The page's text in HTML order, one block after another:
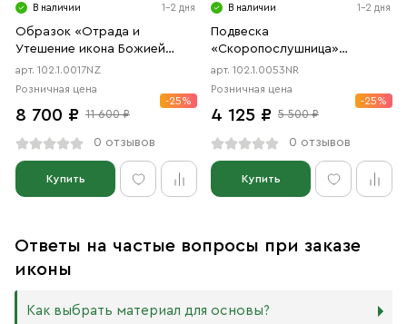
В наличии 1-2 дня
Образок «Отрада и
Утешение икона Божией
Матери в форме цаты»
чернение, позолота
арт. 102.1.0017NZ
Розничная цена
8 700 ₽ 11 600 ₽
-25%
0 отзывов
Купить
В наличии 1-2 дня
Подвеска
«Скоропослушница»
чернение, родий
арт. 102.1.0053NR
Розничная цена
4 125 ₽ 5 500 ₽
-25%
0 отзывов
Купить
Ответы на частые вопросы при заказе
иконы
Как выбрать материал для основы?